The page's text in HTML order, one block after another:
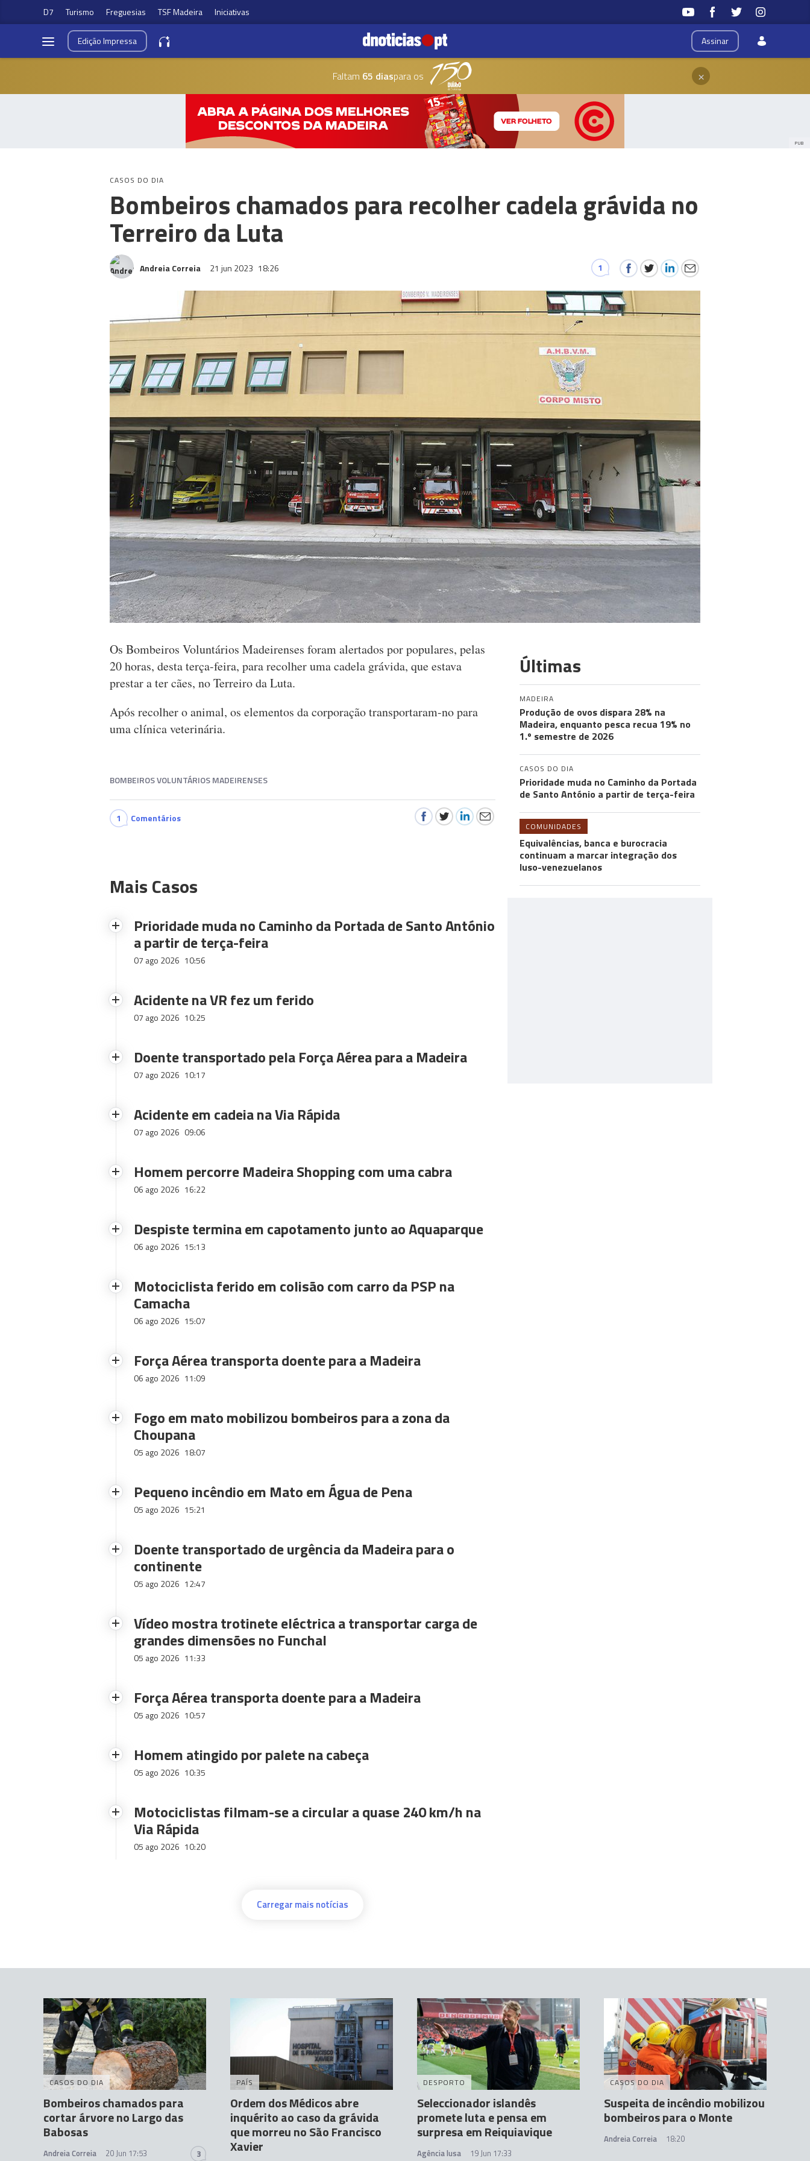
D7 Turismo Freguesias TSF Madeira Iniciativas
Assinar
EdiçãoImpressa
Faltam 65 diaspara os ×
PUB
CASOS DO DIA
Bombeiros chamados para recolher cadela grávida no
Terreiro da Luta
Andreia Correia 21 jun 2023 18:26 1
Os Bombeiros Voluntários Madeirenses foram alertados por populares, pelas
20 horas, desta terça-feira, para recolher uma cadela grávida, que estava
prestar a ter cães, no Terreiro da Luta.
Após recolher o animal, os elementos da corporação transportaram-no para
uma clínica veterinária.
BOMBEIROS VOLUNTÁRIOS MADEIRENSES
1 Comentários
Mais Casos
Prioridade muda no Caminho da Portada de Santo António
a partir de terça-feira
07 ago 2026 10:56
Acidente na VR fez um ferido
07 ago 2026 10:25
Doente transportado pela Força Aérea para a Madeira
07 ago 2026 10:17
Acidente em cadeia na Via Rápida
07 ago 2026 09:06
Homem percorre Madeira Shopping com uma cabra
06 ago 2026 16:22
Despiste termina em capotamento junto ao Aquaparque
06 ago 2026 15:13
Motociclista ferido em colisão com carro da PSP na
Camacha
06 ago 2026 15:07
Força Aérea transporta doente para a Madeira
06 ago 2026 11:09
Fogo em mato mobilizou bombeiros para a zona da
Choupana
05 ago 2026 18:07
Pequeno incêndio em Mato em Água de Pena
05 ago 2026 15:21
Doente transportado de urgência da Madeira para o
continente
05 ago 2026 12:47
Vídeo mostra trotinete eléctrica a transportar carga de
grandes dimensões no Funchal
05 ago 2026 11:33
Força Aérea transporta doente para a Madeira
05 ago 2026 10:57
Homem atingido por palete na cabeça
05 ago 2026 10:35
Motociclistas filmam-se a circular a quase 240 km/h na
Via Rápida
05 ago 2026 10:20
Carregar mais notícias
Últimas
MADEIRA
Produção de ovos dispara 28% na
Madeira, enquanto pesca recua 19% no
1.º semestre de 2026
CASOS DO DIA
Prioridade muda no Caminho da Portada
de Santo António a partir de terça-feira
COMUNIDADES
Equivalências, banca e burocracia
continuam a marcar integração dos
luso-venezuelanos
CASOS DO DIA
Bombeiros chamados para
cortar árvore no Largo das
Babosas
Andreia Correia 20 Jun 17:53 3
PAÍS
Ordem dos Médicos abre
inquérito ao caso da grávida
que morreu no São Francisco
Xavier
DESPORTO
Seleccionador islandês
promete luta e pensa em
surpresa em Reiquiavique
Agência lusa 19 Jun 17:33
CASOS DO DIA
Suspeita de incêndio mobilizou
bombeiros para o Monte
Andreia Correia 18:20